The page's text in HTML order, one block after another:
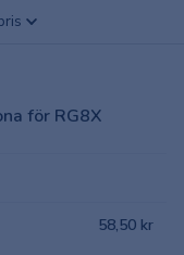
för RG8X
58,50 kr